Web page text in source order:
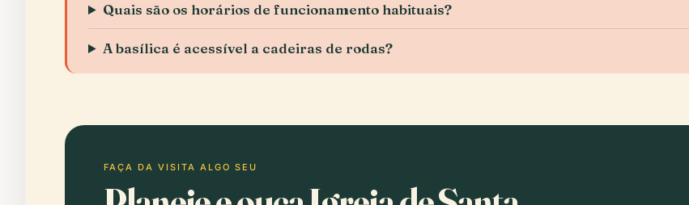
Quais são os horários de funcionamento habituais?
A basílica é acessível a cadeiras de rodas?
FAÇA DA VISITA ALGO SEU